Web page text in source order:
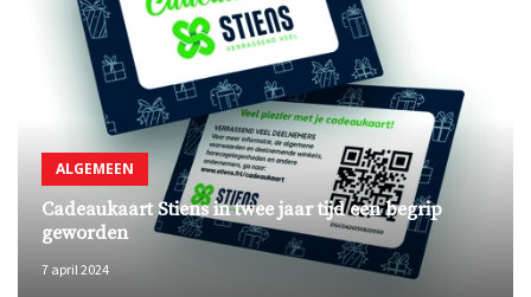
ALGEMEEN
Cadeaukaart Stiens in twee jaar tijd een begrip
geworden
7 april 2024